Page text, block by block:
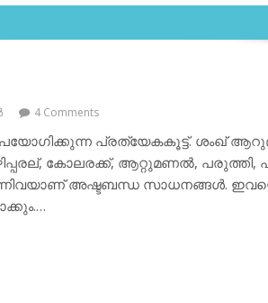
4 Comments
ഉപയോഗിക്കുന്ന പ്രത്യേകകൂട്ട്. ശംഖ്
കോലരക്ക്, ആറ്റുമണല്‍,
അഷ്ടബന്ധ സാധനങ്ങള്‍.